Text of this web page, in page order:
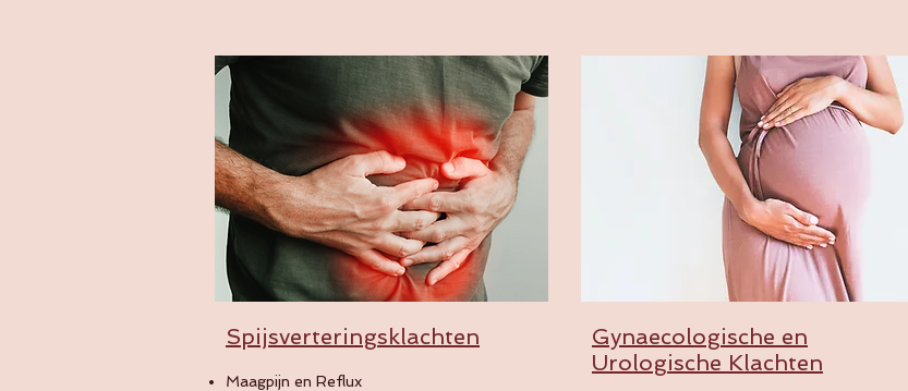
Spijsverteringsklachten
Maagpijn en Reflux
Gynaecologische en
Urologische Klachten